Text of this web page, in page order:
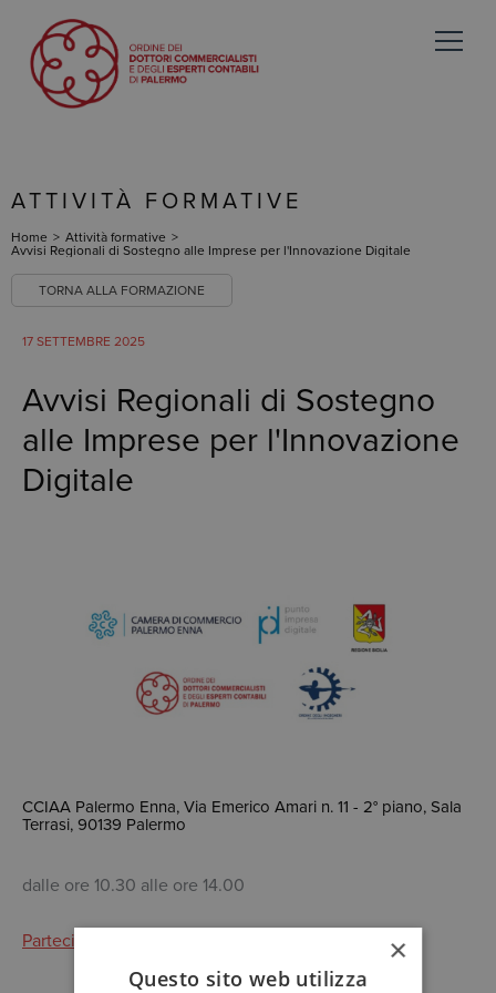
ATTIVITÀ FORMATIVE
Home > Attività formative >
Avvisi Regionali di Sostegno alle Imprese per l'Innovazione Digitale
TORNA ALLA FORMAZIONE
17 SETTEMBRE 2025
Avvisi Regionali di Sostegno
alle Imprese per l'Innovazione
Digitale
CCIAA Palermo Enna, Via Emerico Amari n. 11 - 2° piano, Sala
Terrasi, 90139 Palermo
dalle ore 10.30 alle ore 14.00
Partecipa ×
Questo sito web utilizza